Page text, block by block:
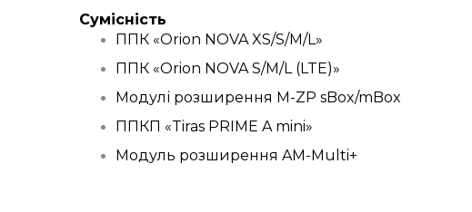
Сумісність
ППК «Orion NOVA XS/S/M/L»
ППК «Orion NOVA S/M/L (LTE)»
Модулі розширення M-ZP sBox/mBox
ППКП «Tiras PRIME A mini»
Модуль розширення AM-Multi+